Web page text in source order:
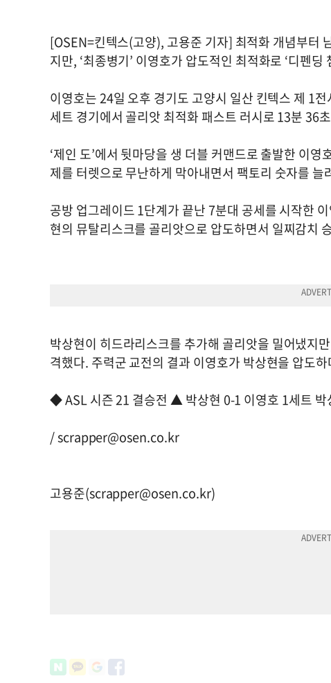
[OSEN=킨텍스(고양), 고용준 기자] 최적화 개념부터
지만, ‘최종병기’ 이영호가 압도적인 최적화로 ‘디펜딩
이영호는 24일 오후 경기도 고양시 일산 킨텍스 제 1
세트 경기에서 골리앗 최적화 패스트 러시로 13분 36
‘제인 도’에서 뒷마당을 생 더블 커맨드로 출발한 이
제를 터렛으로 무난하게 막아내면서 팩토리 숫자를 늘
공방 업그레이드 1단계가 끝난 7분대 공세를 시작한
현의 뮤탈리스크를 골리앗으로 압도하면서 일찌감치
박상현이 히드라리스크를 추가해 골리앗을 밀어냈지
격했다. 주력군 교전의 결과 이영호가 박상현을 압도
◆ ASL 시즌 21 결승전 ▲ 박상현 0-1 이영호 1세트
/scrapper@osen.co.kr
고용준(scrapper@osen.co.kr)